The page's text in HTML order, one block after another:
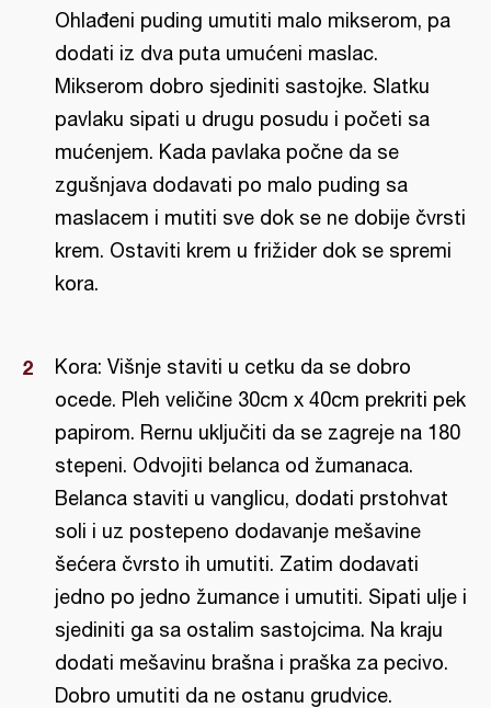
Ohlađeni puding umutiti malo mikserom, pa
dodati iz dva puta umućeni maslac.
Mikserom dobro sjediniti sastojke. Slatku
pavlaku sipati u drugu posudu i početi sa
mućenjem. Kada pavlaka počne da se
zgušnjava dodavati po malo puding sa
maslacem i mutiti sve dok se ne dobije čvrsti
krem. Ostaviti krem u frižider dok se spremi
kora.
Kora: Višnje staviti u cetku da se dobro
ocede. Pleh veličine 30cm x 40cm prekriti pek
papirom. Rernu uključiti da se zagreje na 180
stepeni. Odvojiti belanca od žumanaca.
Belanca staviti u vanglicu, dodati prstohvat
soli i uz postepeno dodavanje mešavine
šećera čvrsto ih umutiti. Zatim dodavati
jedno po jedno žumance i umutiti. Sipati ulje i
sjediniti ga sa ostalim sastojcima. Na kraju
dodati mešavinu brašna i praška za pecivo.
Dobro umutiti da ne ostanu grudvice.